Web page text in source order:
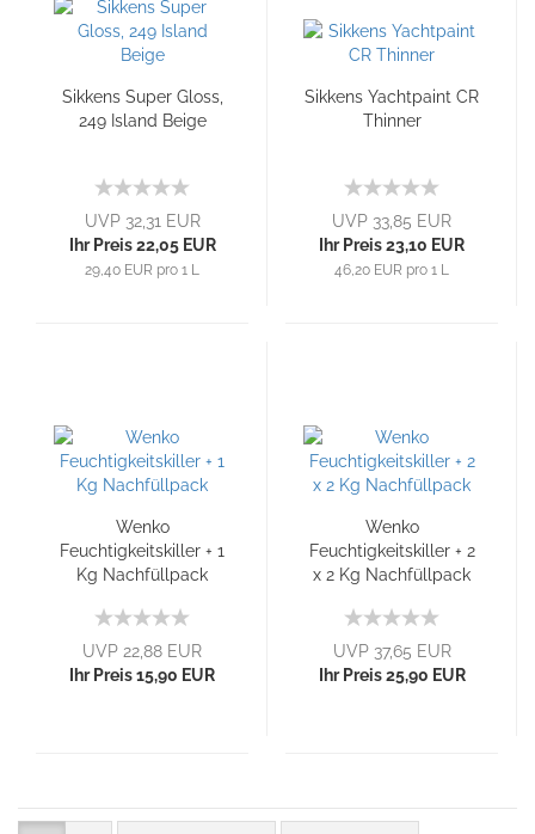
Sikkens Super Gloss,
249 Island Beige
UVP 32,31 EUR
Ihr Preis 22,05 EUR
29,40 EUR pro 1 L
Sikkens Yachtpaint CR
Thinner
UVP 33,85 EUR
Ihr Preis 23,10 EUR
46,20 EUR pro 1 L
Wenko
Feuchtigkeitskiller + 1
Kg Nachfüllpack
UVP 22,88 EUR
Ihr Preis 15,90 EUR
Wenko
Feuchtigkeitskiller + 2
x 2 Kg Nachfüllpack
UVP 37,65 EUR
Ihr Preis 25,90 EUR